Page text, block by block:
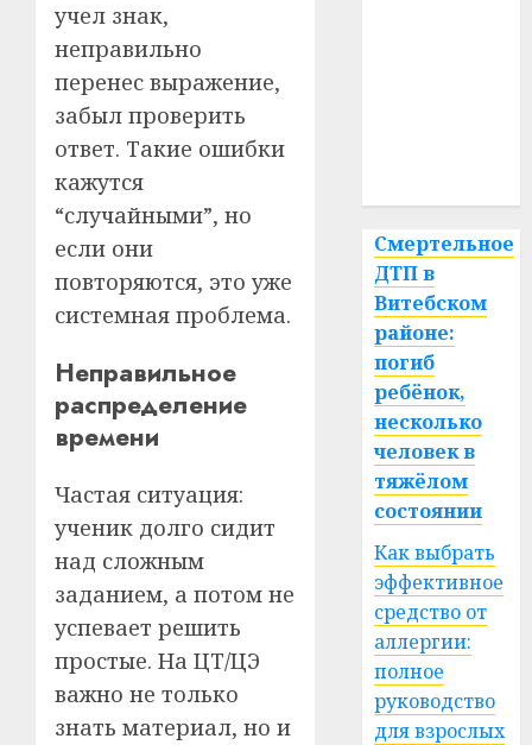
учел знак,
неправильно
перенес выражение,
забыл проверить
ответ. Такие ошибки
кажутся
“случайными”, но
если они
повторяются, это уже
системная проблема.
Неправильное
распределение
времени
Частая ситуация:
ученик долго сидит
над сложным
заданием, а потом не
успевает решить
простые. На ЦТ/ЦЭ
важно не только
знать материал, но и
Смертельное
ДТП в
Витебском
районе:
погиб
ребёнок,
несколько
человек в
тяжёлом
состоянии
Как выбрать
эффективное
средство от
аллергии:
полное
руководство
для взрослых